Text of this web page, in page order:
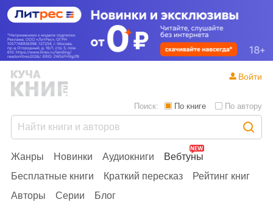
Жанры Новинки Аудиокниги
Вебтуны
Бесплатные книги
Краткий пересказ
Рейтинг книг
Авторы
Серии Блог
Поиск: По книге По автору
Войти